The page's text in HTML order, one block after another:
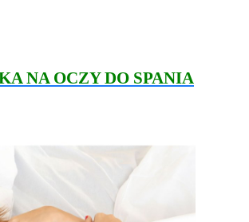
NA OCZY DO SPANIA